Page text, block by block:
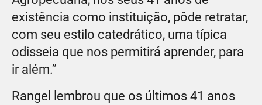
existência como instituição, pôde retratar,
com seu estilo catedrático, uma típica
odisseia que nos permitirá aprender, para
ir além.”
Rangel lembrou que os últimos 41 anos